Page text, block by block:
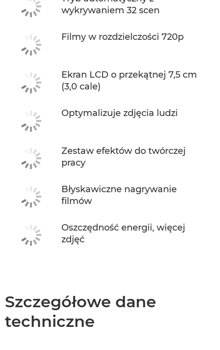
wykrywaniem 32 scen
Filmy w rozdzielczości 720p
Ekran LCD o przekątnej 7,5 cm
(3,0 cale)
Optymalizuje zdjęcia ludzi
Zestaw efektów do twórczej
pracy
Błyskawiczne nagrywanie
filmów
Oszczędność energii, więcej
zdjęć
Szczegółowe dane
techniczne